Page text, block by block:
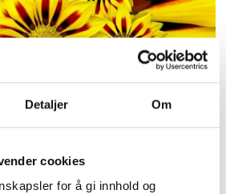
Detaljer Om
cookies
for å gi innhold og